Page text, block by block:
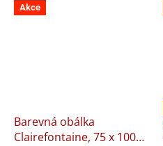
Akce
Barevná obálka
Clairefontaine, 75 x 100